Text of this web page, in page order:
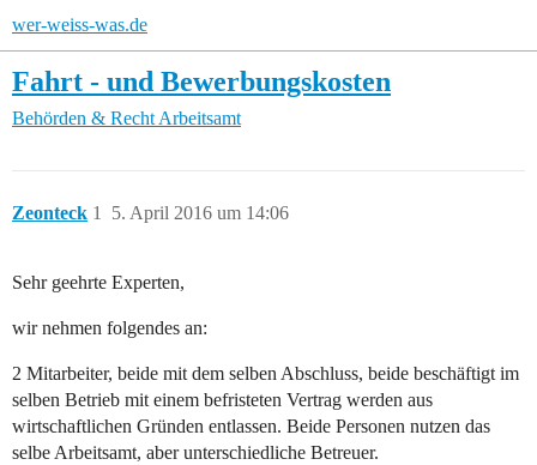
wer-weiss-was.de
Fahrt - und Bewerbungskosten
Behörden & Recht Arbeitsamt
Zeonteck 5. April 2016 um 14:06
1
Sehr geehrte Experten,
wir nehmen folgendes an:
2 Mitarbeiter, beide mit dem selben Abschluss, beide beschäftigt im
selben Betrieb mit einem befristeten Vertrag werden aus
wirtschaftlichen Gründen entlassen. Beide Personen nutzen das
selbe Arbeitsamt, aber unterschiedliche Betreuer.